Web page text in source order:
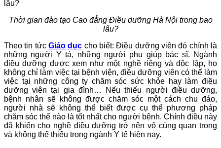
Thời gian đào tạo Cao đẳng Điều dưỡng Hà Nội trong bao
lâu?
Theo tin tức Giáo dục cho biết: Điều dưỡng viên đó chính là
những người Y tá, những người phụ giúp bác sĩ. Ngành
điều dưỡng được xem như một nghề riêng và độc lập, họ
không chỉ làm việc tại bệnh viện, điều dưỡng viên có thể làm
việc tại những công ty chăm sóc sức khỏe hay làm điều
dưỡng viên tại gia đình… Nếu thiếu người điều dưỡng,
bệnh nhân sẽ không được chăm sóc một cách chu đáo,
người nhà sẽ không thể biết được cụ thể phương pháp
chăm sóc thế nào là tốt nhất cho người bệnh. Chính điều này
đã khiến cho nghề điều dưỡng trở nên vô cùng quan trọng
và không thể thiếu trong ngành Y tế hiện nay.